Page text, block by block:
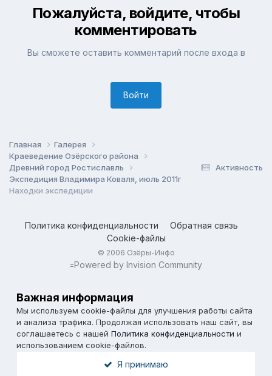
Пожалуйста, войдите, чтобы
комментировать
Вы сможете оставить комментарий после входа в
Войти
Активность
Главная
Галерея
Краеведение Озёрского района
Древний город Ростиславль
Экспедиция Владимира Коваля, июль 2011г.
Находки экспедиции
Политика конфиденциальности
Обратная связь
Cookie-файлы
© 2006 Озёры-Инфо
=Powered by Invision Community
Важная информация
Мы используем cookie-файлы для улучшения работы сайта
и анализа трафика. Продолжая использовать наш сайт, вы
соглашаетесь с нашей Политика конфиденциальности и
использованием cookie-файлов.
Я принимаю